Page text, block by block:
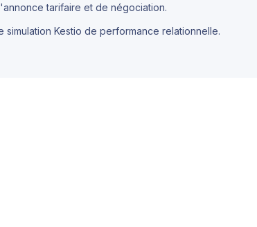
tarifaire et de négociation.
simulation Kestio de performance relationnelle.